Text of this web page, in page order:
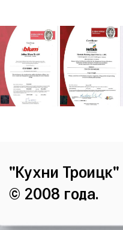
"Кухни Троицк"
© 2008 года.